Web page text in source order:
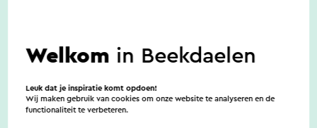
toegankelijkheidsvoorzieningen
Huisdieren
Welkom in Beekdaelen
Leuk dat je inspiratie komt opdoen!
Wij maken gebruik van cookies om onze website te analyseren en de
functionaliteit te verbeteren.